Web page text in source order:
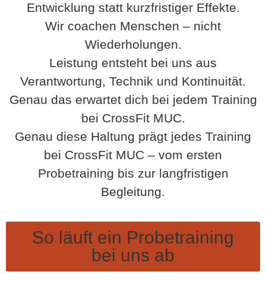
Entwicklung statt kurzfristiger Effekte.
Wir coachen Menschen – nicht
Wiederholungen.
Leistung entsteht bei uns aus
Verantwortung, Technik und Kontinuität.
Genau das erwartet dich bei jedem Training
bei CrossFit MUC.
Genau diese Haltung prägt jedes Training
bei CrossFit MUC – vom ersten
Probetraining bis zur langfristigen
Begleitung.
So läuft ein Probetraining
bei uns ab